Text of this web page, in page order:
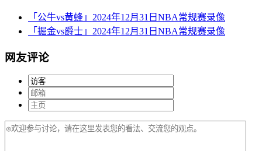
「公牛vs黄蜂」2024年12月31日NBA常规赛录像
「掘金vs爵士」2024年12月31日NBA常规赛录像
网友评论